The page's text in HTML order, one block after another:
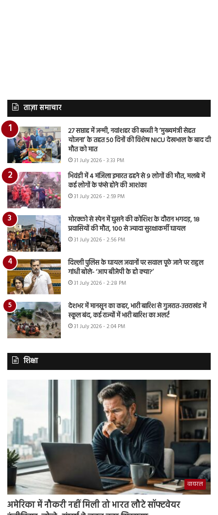
ताज़ा समाचार
27 सप्ताह में जन्मी, नवांशहर की बच्ची ने ‘मुख्यमंत्री सेहत
योजना’ के तहत 50 दिनों की विशेष NICU देखभाल के बाद दी
मौत को मात
31 July 2026 - 3:33 PM
भिवंडी में 4 मंजिला इमारत ढहने से 9 लोगों की मौत, मलबे में
कई लोगों के फंसे होने की आशंका
31 July 2026 - 2:59 PM
मोरक्को से स्पेन में घुसने की कोशिश के दौरान भगदड़, 18
प्रवासियों की मौत, 100 से ज्यादा सुरक्षाकर्मी घायल
31 July 2026 - 2:56 PM
दिल्ली पुलिस के घायल जवानों पर सवाल पूछे जाने पर राहुल
गांधी बोले- ‘आप बीजेपी के हो क्या?’
31 July 2026 - 2:28 PM
देशभर में मानसून का कहर, भारी बारिश से गुजरात-उत्तराखंड में
स्कूल बंद, कई राज्यों में भारी बारिश का अलर्ट
31 July 2026 - 2:04 PM
शिक्षा
वायरल
अमेरिका में नौकरी नहीं मिली तो भारत लौटे सॉफ्टवेयर